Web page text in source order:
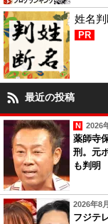
姓名
PR
最近の投稿
2026
薬師寺
刑。元
も判明
2026年8
フジテ